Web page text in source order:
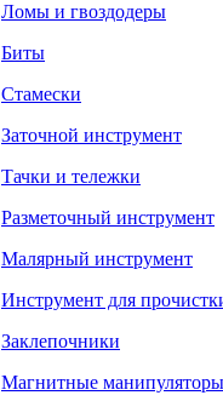
Ломы и гвоздодеры
Биты
Стамески
Заточной инструмент
Тачки и тележки
Разметочный инструмент
Малярный инструмент
Инструмент для
Заклепочники
Магнитные манипуляторы